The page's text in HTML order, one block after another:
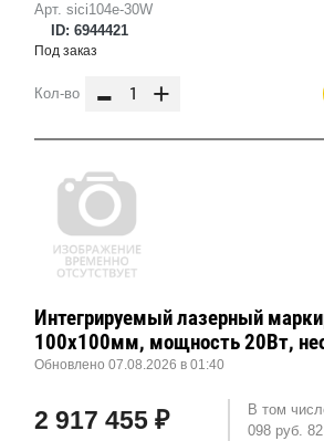
Арт. sici104e-30W
ID: 6944421
Под заказ
Кол-во - +
Интегрируемый лазерный
100х100мм, мощность 20Вт,
Обновлено 07.08.2026 в 01:40
2 917 455 ₽
В том
098 руб.